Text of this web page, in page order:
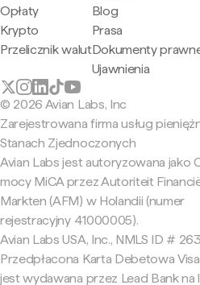
Opłaty
Krypto
Przelicznik walut
Blog
Prasa
Dokumenty
Ujawnienia
© 2026 Avian Labs, Inc
Zarejestrowana firma usług
Stanach Zjednoczonych
Avian Labs jest autoryzowana jako
mocy MiCA przez Autoriteit
Markten (AFM) w Holandii (numer
rejestracyjny 41000005).
Avian Labs USA, Inc., NMLS ID #
Przedpłacona Karta Debetowa Visa
jest wydawana przez Lead Bank na